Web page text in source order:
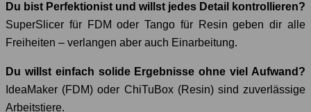
Du bist Perfektionist und willst jedes Detail kontrollieren?
SuperSlicer für FDM oder Tango für Resin geben dir alle
Freiheiten – verlangen aber auch Einarbeitung.
Du willst einfach solide Ergebnisse ohne viel Aufwand?
IdeaMaker (FDM) oder ChiTuBox (Resin) sind zuverlässige
Arbeitstiere.